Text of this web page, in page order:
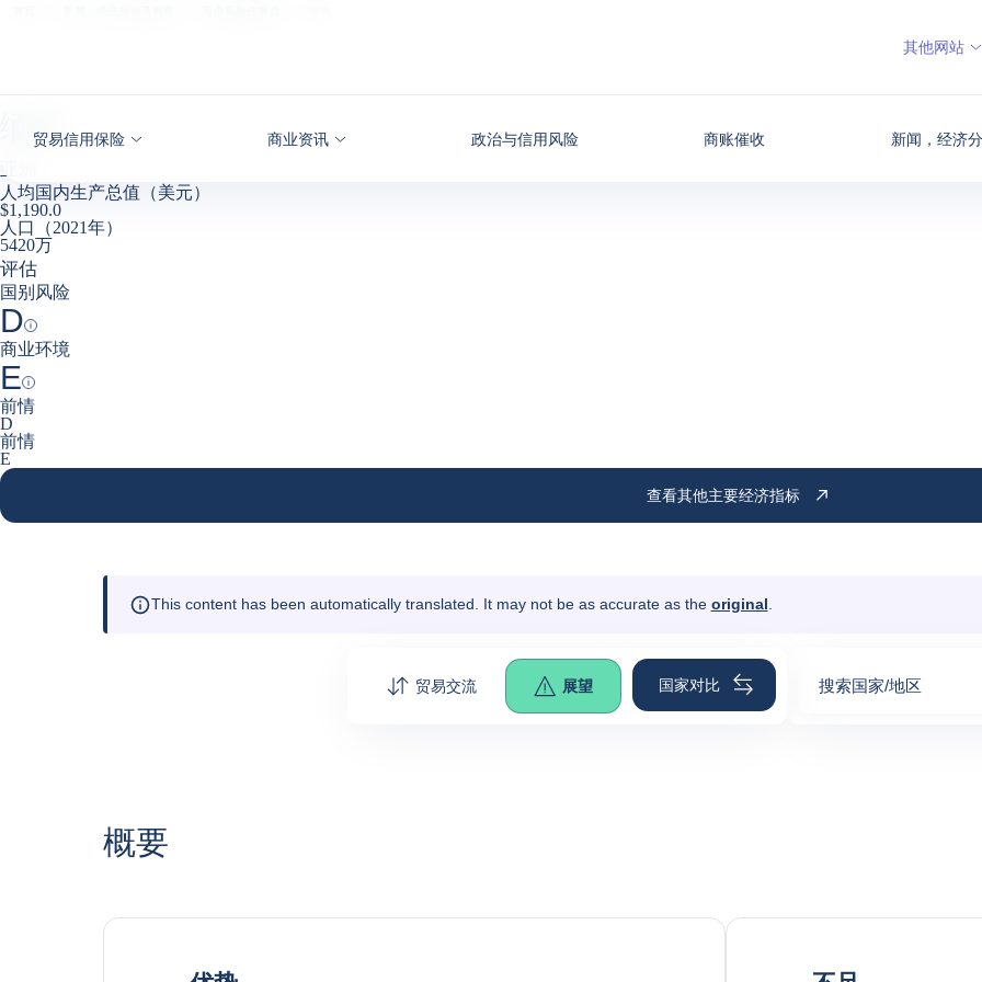
贸易信用保险 商业资讯 政治与信用风险 商账催收 新闻，经济
其他网站
缅甸
人均国内生产总值（美元）
$1,190.0
人口（2021年）
5420万
评估
国别风险
D
Help
商业环境
E
Help
前情
D
前情
E
查看其他主要经济指标
This content has been automatically translated. It may not be as accurate as the original
贸易交流 展望 国家对比 搜索国家/地区
概要